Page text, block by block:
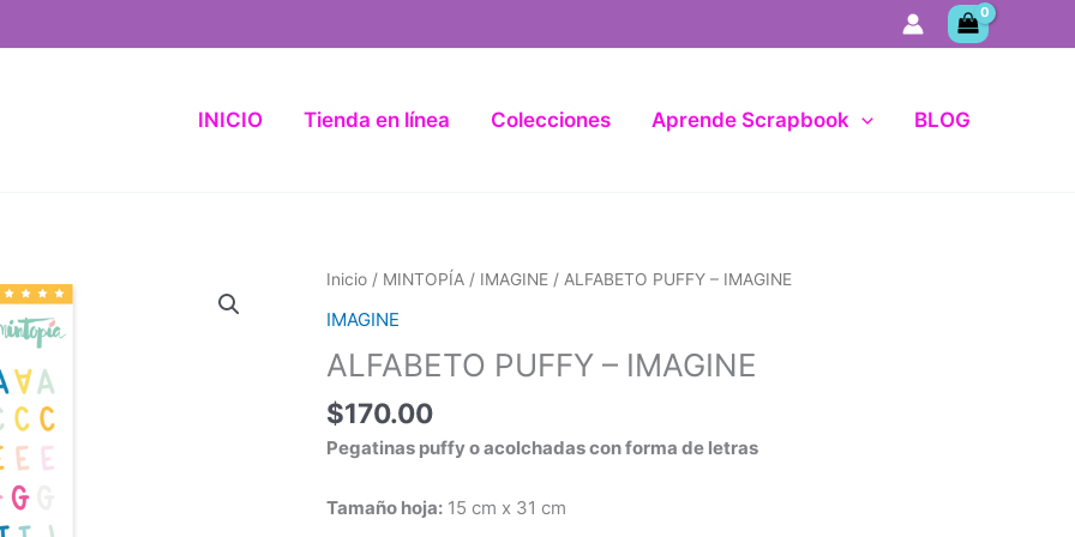
INICIO Tienda en línea Colecciones Aprende Scrapbook BLOG
Inicio / MINTOPÍA / IMAGINE / ALFABETO PUFFY – IMAGINE
IMAGINE
ALFABETO PUFFY – IMAGINE
$170.00
Pegatinas puffy o acolchadas con forma de letras
Tamaño hoja: 15 cm x 31 cm
ALFABETO
IMAGINE